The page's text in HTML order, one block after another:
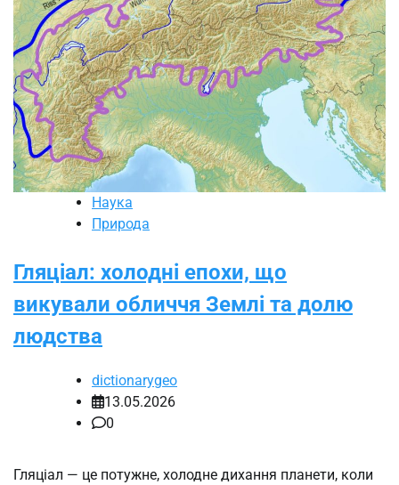
Наука
Природа
Гляціал: холодні епохи, що
викували обличчя Землі та долю
людства
dictionarygeo
13.05.2026
0
Гляціал — це потужне, холодне дихання планети, коли